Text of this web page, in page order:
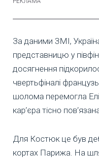
За даними ЗМІ,
представницю у
досягнення
чвертьфіналі
шолома перемогла
кар’єра тісно
Для Костюк це був
кортах Парижа. На